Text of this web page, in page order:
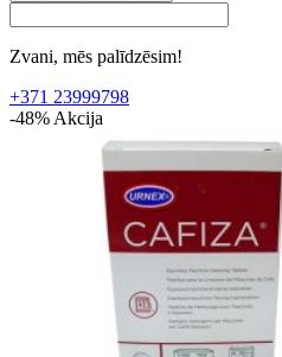
Zvani, mēs palīdzēsim!
+371 23999798
-48% Akcija